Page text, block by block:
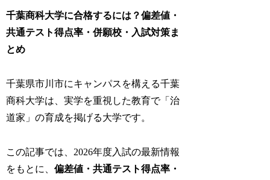
千葉商科大学に合格するには？偏差値・
共通テスト得点率・併願校・入試対策ま
とめ
千葉県市川市にキャンパスを構える千葉
商科大学は、実学を重視した教育で「治
道家」の育成を掲げる大学です。
この記事では、2026年度入試の最新情報
をもとに、偏差値・共通テスト得点率・